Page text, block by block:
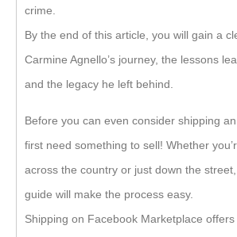
crime.
By the end of this article, you will gain a
Carmine Agnello’s journey, the lessons
and the legacy he left behind.
Before you can even consider shipping
first need something to sell! Whether
across the country or just down the
guide will make the process easy.
Shipping on Facebook Marketplace